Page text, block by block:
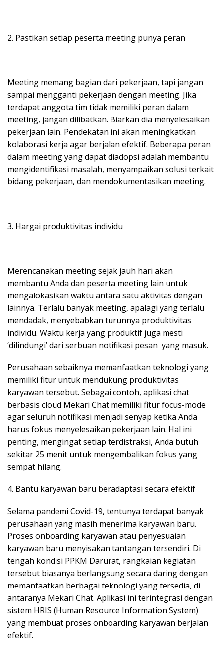
2. Pastikan setiap peserta meeting punya peran
Meeting memang bagian dari pekerjaan, tapi jangan
sampai mengganti pekerjaan dengan meeting. Jika
terdapat anggota tim tidak memiliki peran dalam
meeting, jangan dilibatkan. Biarkan dia menyelesaikan
pekerjaan lain. Pendekatan ini akan meningkatkan
kolaborasi kerja agar berjalan efektif. Beberapa peran
dalam meeting yang dapat diadopsi adalah membantu
mengidentifikasi masalah, menyampaikan solusi terkait
bidang pekerjaan, dan mendokumentasikan meeting.
3. Hargai produktivitas individu
Merencanakan meeting sejak jauh hari akan
membantu Anda dan peserta meeting lain untuk
mengalokasikan waktu antara satu aktivitas dengan
lainnya. Terlalu banyak meeting, apalagi yang terlalu
mendadak, menyebabkan turunnya produktivitas
individu. Waktu kerja yang produktif juga mesti
‘dilindungi’ dari serbuan notifikasi pesan yang masuk.
Perusahaan sebaiknya memanfaatkan teknologi yang
memiliki fitur untuk mendukung produktivitas
karyawan tersebut. Sebagai contoh, aplikasi chat
berbasis cloud Mekari Chat memiliki fitur focus-mode
agar seluruh notifikasi menjadi senyap ketika Anda
harus fokus menyelesaikan pekerjaan lain. Hal ini
penting, mengingat setiap terdistraksi, Anda butuh
sekitar 25 menit untuk mengembalikan fokus yang
sempat hilang.
4. Bantu karyawan baru beradaptasi secara efektif
Selama pandemi Covid-19, tentunya terdapat banyak
perusahaan yang masih menerima karyawan baru.
Proses onboarding karyawan atau penyesuaian
karyawan baru menyisakan tantangan tersendiri. Di
tengah kondisi PPKM Darurat, rangkaian kegiatan
tersebut biasanya berlangsung secara daring dengan
memanfaatkan berbagai teknologi yang tersedia, di
antaranya Mekari Chat. Aplikasi ini terintegrasi dengan
sistem HRIS (Human Resource Information System)
yang membuat proses onboarding karyawan berjalan
efektif.